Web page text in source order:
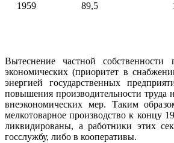
1959 89,5
Вытеснение частной собственности
экономических (приоритет в
энергией государственных
повышения производительности труда
внеэкономических мер. Таким
мелкотоварное производство к концу
ликвидированы, а работники этих
госслужбу, либо в кооперативы.